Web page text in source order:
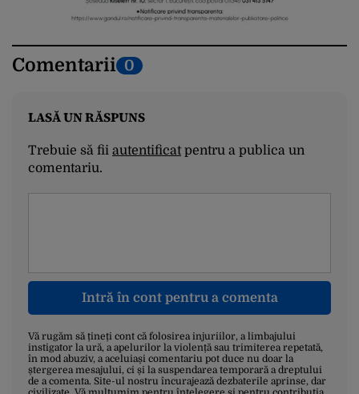
Comentarii 0
LASĂ UN RĂSPUNS
Trebuie să fii autentificatpentru a publica un
comentariu.
Intră în cont pentru a comenta
Vă rugăm să țineți cont că folosirea injuriilor, a limbajului
instigator la ură, a apelurilor la violență sau trimiterea repetată,
în mod abuziv, a aceluiași comentariu pot duce nu doar la
ștergerea mesajului, ci și la suspendarea temporară a dreptului
de a comenta. Site-ul nostru încurajează dezbaterile aprinse, dar